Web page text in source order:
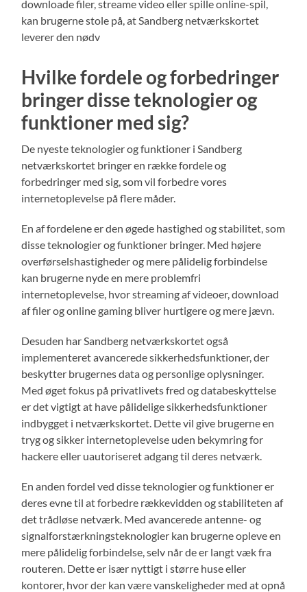
downloade filer, streame video eller spille online-spil,
kan brugerne stole på, at Sandberg netværkskortet
leverer den nødv
Hvilke fordele og forbedringer
bringer disse teknologier og
funktioner med sig?
De nyeste teknologier og funktioner i Sandberg
netværkskortet bringer en række fordele og
forbedringer med sig, som vil forbedre vores
internetoplevelse på flere måder.
En af fordelene er den øgede hastighed og stabilitet, som
disse teknologier og funktioner bringer. Med højere
overførselshastigheder og mere pålidelig forbindelse
kan brugerne nyde en mere problemfri
internetoplevelse, hvor streaming af videoer, download
af filer og online gaming bliver hurtigere og mere jævn.
Desuden har Sandberg netværkskortet også
implementeret avancerede sikkerhedsfunktioner, der
beskytter brugernes data og personlige oplysninger.
Med øget fokus på privatlivets fred og databeskyttelse
er det vigtigt at have pålidelige sikkerhedsfunktioner
indbygget i netværkskortet. Dette vil give brugerne en
tryg og sikker internetoplevelse uden bekymring for
hackere eller uautoriseret adgang til deres netværk.
En anden fordel ved disse teknologier og funktioner er
deres evne til at forbedre rækkevidden og stabiliteten af ​​
det trådløse netværk. Med avancerede antenne- og
signalforstærkningsteknologier kan brugerne opleve en
mere pålidelig forbindelse, selv når de er langt væk fra
routeren. Dette er især nyttigt i større huse eller
kontorer, hvor der kan være vanskeligheder med at opnå